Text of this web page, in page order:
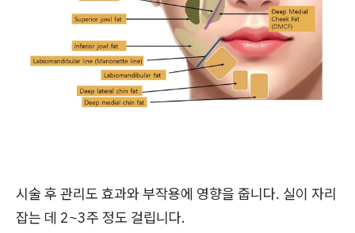
시술 후 관리도 효과와 부작용에 영향을 줍니다. 실이 자리
잡는 데 2~3주 정도 걸립니다.